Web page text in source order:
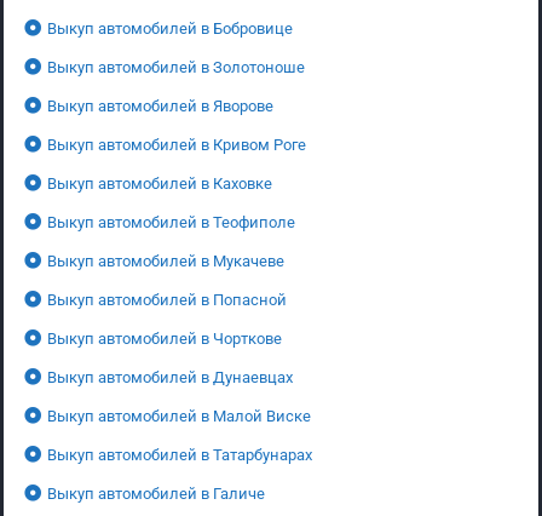
Выкуп автомобилей в Бобровице
Выкуп автомобилей в Золотоноше
Выкуп автомобилей в Яворове
Выкуп автомобилей в Кривом Роге
Выкуп автомобилей в Каховке
Выкуп автомобилей в Теофиполе
Выкуп автомобилей в Мукачеве
Выкуп автомобилей в Попасной
Выкуп автомобилей в Чорткове
Выкуп автомобилей в Дунаевцах
Выкуп автомобилей в Малой Виске
Выкуп автомобилей в Татарбунарах
Выкуп автомобилей в Галиче